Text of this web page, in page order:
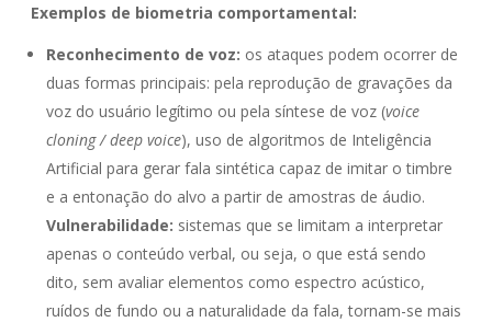
Exemplos de biometria comportamental:
Reconhecimento de voz: os ataques podem ocorrer de
duas formas principais: pela reprodução de gravações da
voz do usuário legítimo ou pela síntese de voz (voice
cloning / deep voice), uso de algoritmos de Inteligência
Artificial para gerar fala sintética capaz de imitar o timbre
e a entonação do alvo a partir de amostras de áudio.
Vulnerabilidade: sistemas que se limitam a interpretar
apenas o conteúdo verbal, ou seja, o que está sendo
dito, sem avaliar elementos como espectro acústico,
ruídos de fundo ou a naturalidade da fala, tornam-se mais